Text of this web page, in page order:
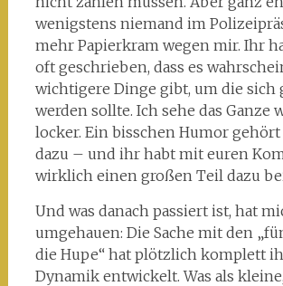
wenigstens niemand im
mehr Papierkram wegen mir. Ihr
oft geschrieben, dass es
wichtigere Dinge gibt, um die sich
werden sollte. Ich sehe das Ganze
locker. Ein bisschen Humor
dazu – und ihr habt mit euren
wirklich einen großen Teil dazu
Und was danach passiert ist, hat
umgehauen: Die Sache mit den
die Hupe“ hat plötzlich komplett
Dynamik entwickelt. Was als